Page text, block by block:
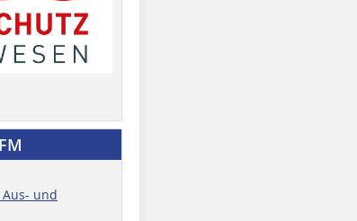
Aus- und